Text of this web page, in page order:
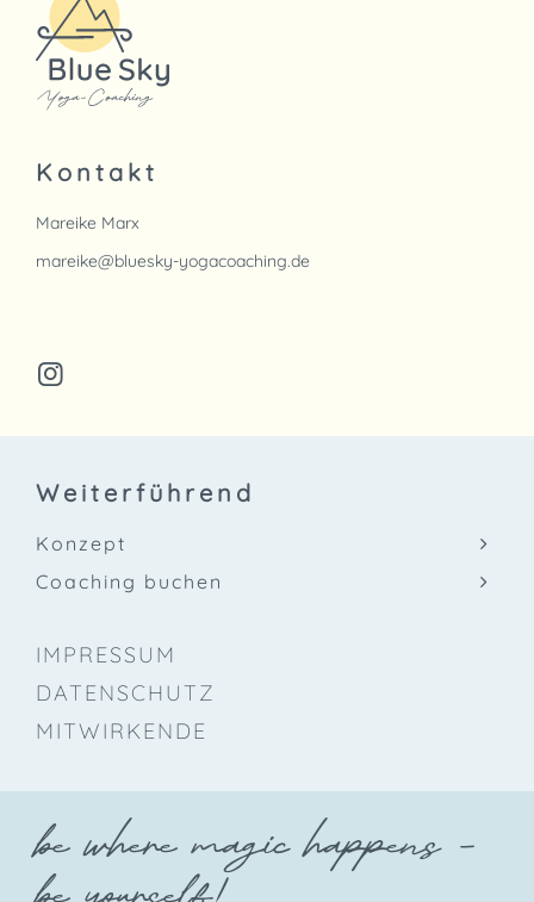
Kontakt
Mareike Marx
mareike@bluesky-yogacoaching.de
Weiterführend
Konzept
Coaching buchen
IMPRESSUM
DATENSCHUTZ
MITWIRKENDE
be where magic happens -